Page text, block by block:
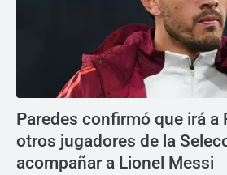
Paredes confirmó que irá a
otros jugadores de la
acompañar a Lionel Messi